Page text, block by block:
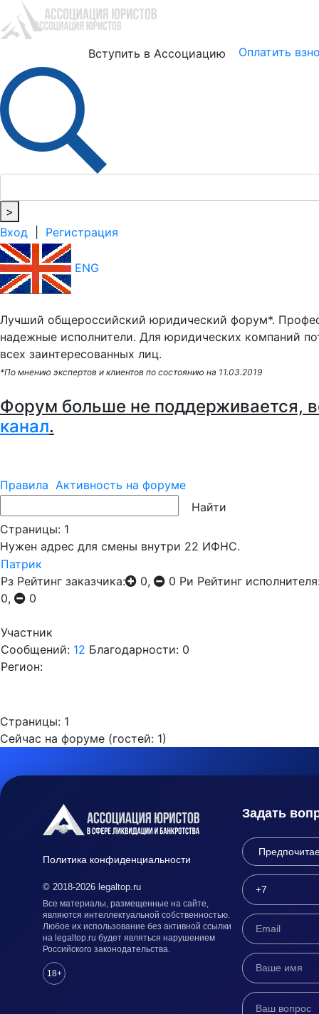
Вступить в Ассоциацию Оплатить
>
Вход
Регистрация
ENG
Лучший общероссийский юридический форум*.
надежные исполнители. Для юридических компаний
всех заинтересованных лиц.
*По мнению экспертов и клиентов по состоянию на 11.03.2019
Форум больше не поддерживается,
канал.
Правила Активность на форуме
Страницы: 1
Нужен адрес для смены внутри 22 ИФНС.
Патрик
Рз Рейтинг заказчика: 0, 0 Ри Рейтинг
0,
0
Участник
Сообщений: 12 Благодарности: 0
Регион:
Страницы: 1
Сейчас на форуме (гостей: 1)
Политика конфиденциальности
© 2018-2026 legaltop.ru
Все материалы, размещенные на сайте,
являются интеллектуальной собственностью.
Любое их использование без активной ссылки
на legaltop.ru будет являться нарушением
Российского законодательства.
18+
Задать